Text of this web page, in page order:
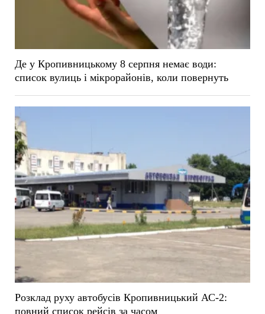
Де у Кропивницькому 8 серпня немає води:
список вулиць і мікрорайонів, коли повернуть
Розклад руху автобусів Кропивницький АС-2:
повний список рейсів за часом